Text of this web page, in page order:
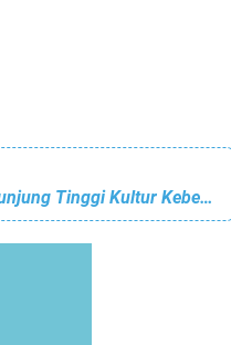
Tak Pernah Menolak Tokoh Manapun, Unram Junjung Tinggi Kultur Kebebasan Mimbar Akademik